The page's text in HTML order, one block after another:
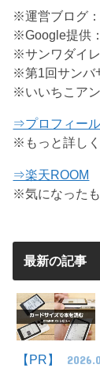
※運営ブログ
※Google提供
※サンワダイ
※第1回サンバ
※いいちこア
⇒プロフィー
※もっと詳し
⇒楽天ROOM
※気になった
最新の記事
【PR】